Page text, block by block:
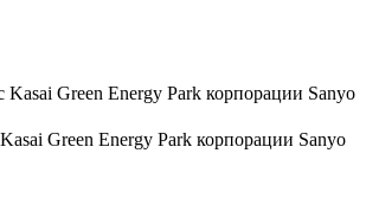
Green Energy Park корпорации Sanyo